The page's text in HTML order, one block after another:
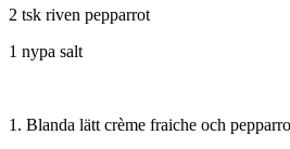
2 tsk riven pepparrot
1 nypa salt
1. Blanda lätt crème fraiche och